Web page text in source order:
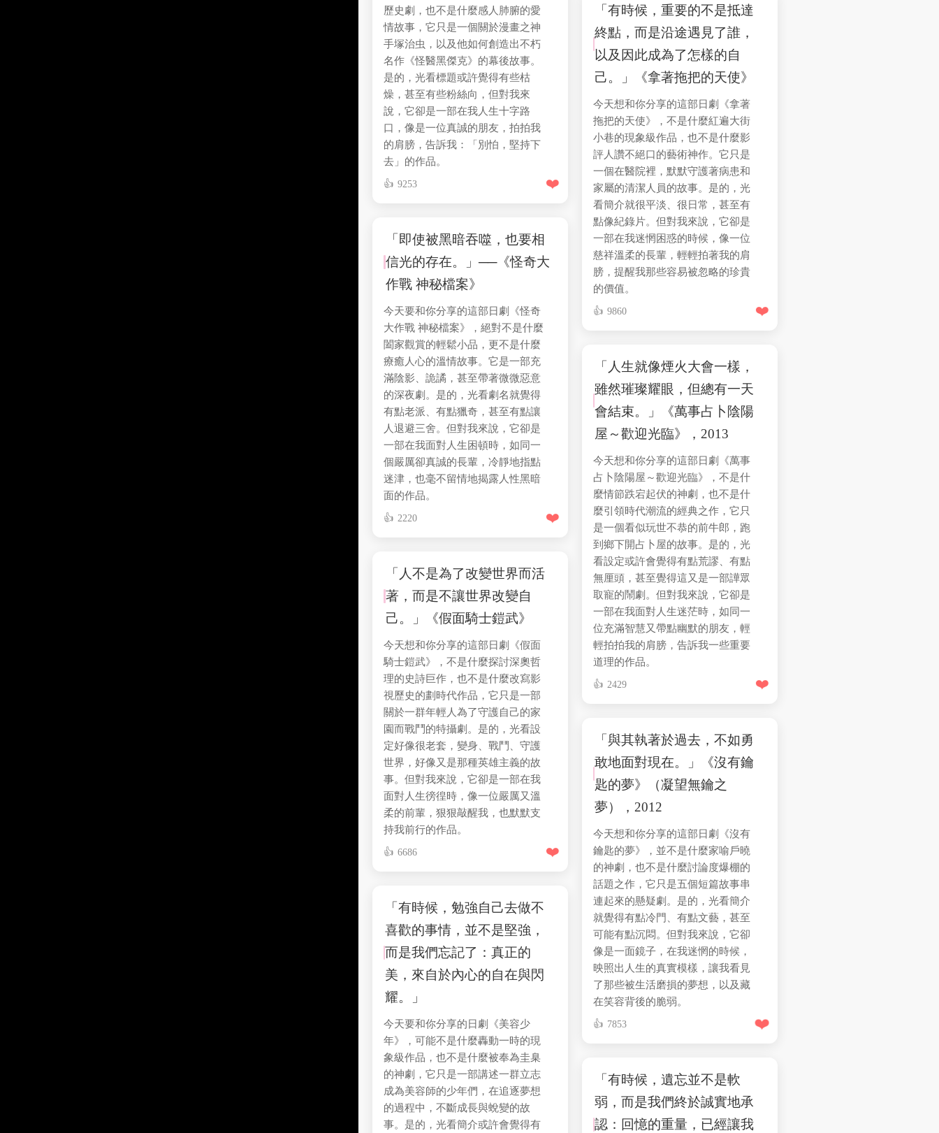
歷史劇，也不是什麼感人肺腑的愛
情故事，它只是一個關於漫畫之神
手塚治虫，以及他如何創造出不朽
名作《怪醫黑傑克》的幕後故事。
是的，光看標題或許覺得有些枯
燥，甚至有些粉絲向，但對我來
說，它卻是一部在我人生十字路
口，像是一位真誠的朋友，拍拍我
的肩膀，告訴我：「別怕，堅持下
去」的作品。
9253
❤️
「有時候，重要的不是抵達
終點，而是沿途遇見了誰，
以及因此成為了怎樣的自
己。」《拿著拖把的天使》
今天想和你分享的這部日劇《拿著
拖把的天使》，不是什麼紅遍大街
小巷的現象級作品，也不是什麼影
評人讚不絕口的藝術神作。它只是
一個在醫院裡，默默守護著病患和
家屬的清潔人員的故事。是的，光
看簡介就很平淡、很日常，甚至有
點像紀錄片。但對我來說，它卻是
一部在我迷惘困惑的時候，像一位
慈祥溫柔的長輩，輕輕拍著我的肩
膀，提醒我那些容易被忽略的珍貴
的價值。
9860
❤️
「即使被黑暗吞噬，也要相
信光的存在。」──《怪奇大
作戰 神秘檔案》
今天要和你分享的這部日劇《怪奇
大作戰 神秘檔案》，絕對不是什麼
闔家觀賞的輕鬆小品，更不是什麼
療癒人心的溫情故事。它是一部充
滿陰影、詭譎，甚至帶著微微惡意
的深夜劇。是的，光看劇名就覺得
有點老派、有點獵奇，甚至有點讓
人退避三舍。但對我來說，它卻是
一部在我面對人生困頓時，如同一
個嚴厲卻真誠的長輩，冷靜地指點
迷津，也毫不留情地揭露人性黑暗
面的作品。
2220
❤️
「人生就像煙火大會一樣，
雖然璀璨耀眼，但總有一天
會結束。」《萬事占卜陰陽
屋～歡迎光臨》，2013
今天想和你分享的這部日劇《萬事
占卜陰陽屋～歡迎光臨》，不是什
麼情節跌宕起伏的神劇，也不是什
麼引領時代潮流的經典之作，它只
是一個看似玩世不恭的前牛郎，跑
到鄉下開占卜屋的故事。是的，光
看設定或許會覺得有點荒謬、有點
無厘頭，甚至覺得這又是一部譁眾
取寵的鬧劇。但對我來說，它卻是
一部在我面對人生迷茫時，如同一
位充滿智慧又帶點幽默的朋友，輕
輕拍拍我的肩膀，告訴我一些重要
道理的作品。
2429
❤️
「人不是為了改變世界而活
著，而是不讓世界改變自
己。」《假面騎士鎧武》
今天想和你分享的這部日劇《假面
騎士鎧武》，不是什麼探討深奧哲
理的史詩巨作，也不是什麼改寫影
視歷史的劃時代作品，它只是一部
關於一群年輕人為了守護自己的家
園而戰鬥的特攝劇。是的，光看設
定好像很老套，變身、戰鬥、守護
世界，好像又是那種英雄主義的故
事。但對我來說，它卻是一部在我
面對人生徬徨時，像一位嚴厲又溫
柔的前輩，狠狠敲醒我，也默默支
持我前行的作品。
6686
❤️
「與其執著於過去，不如勇
敢地面對現在。」《沒有鑰
匙的夢》（凝望無鑰之
夢），2012
今天想和你分享的這部日劇《沒有
鑰匙的夢》，並不是什麼家喻戶曉
的神劇，也不是什麼討論度爆棚的
話題之作，它只是五個短篇故事串
連起來的懸疑劇。是的，光看簡介
就覺得有點冷門、有點文藝，甚至
可能有點沉悶。但對我來說，它卻
像是一面鏡子，在我迷惘的時候，
映照出人生的真實模樣，讓我看見
了那些被生活磨損的夢想，以及藏
在笑容背後的脆弱。
7853
❤️
「有時候，勉強自己去做不
喜歡的事情，並不是堅強，
而是我們忘記了：真正的
美，來自於內心的自在與閃
耀。」
今天要和你分享的日劇《美容少
年》，可能不是什麼轟動一時的現
象級作品，也不是什麼被奉為圭臬
的神劇，它只是一部講述一群立志
成為美容師的少年們，在追逐夢想
的過程中，不斷成長與蛻變的故
事。是的，光看簡介或許會覺得有
「有時候，遺忘並不是軟
弱，而是我們終於誠實地承
認：回憶的重量，已經讓我